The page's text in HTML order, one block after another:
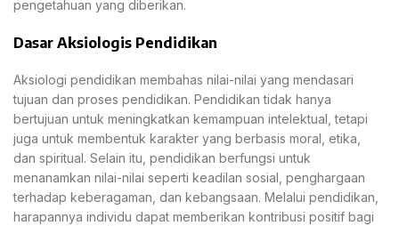
pengetahuan yang diberikan.
Dasar Aksiologis Pendidikan
Aksiologi pendidikan membahas nilai-nilai yang mendasari
tujuan dan proses pendidikan. Pendidikan tidak hanya
bertujuan untuk meningkatkan kemampuan intelektual, tetapi
juga untuk membentuk karakter yang berbasis moral, etika,
dan spiritual. Selain itu, pendidikan berfungsi untuk
menanamkan nilai-nilai seperti keadilan sosial, penghargaan
terhadap keberagaman, dan kebangsaan. Melalui pendidikan,
harapannya individu dapat memberikan kontribusi positif bagi